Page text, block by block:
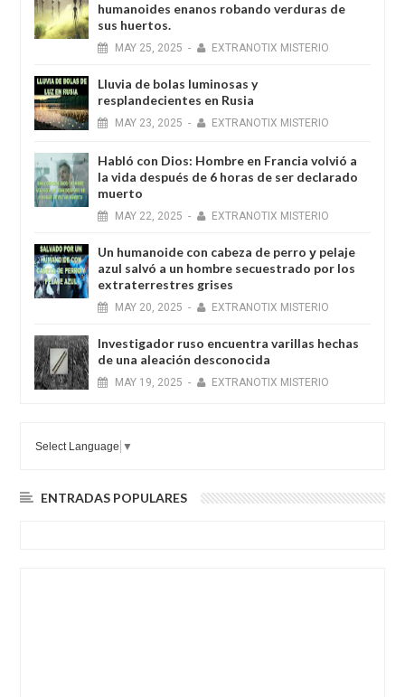
humanoides enanos robando verduras de
sus huertos.
MAY 25, 2025 - EXTRANOTIX MISTERIO
Lluvia de bolas luminosas y
resplandecientes en Rusia
MAY 23, 2025 - EXTRANOTIX MISTERIO
Habló con Dios: Hombre en Francia volvió a
la vida después de 6 horas de ser declarado
muerto
MAY 22, 2025 - EXTRANOTIX MISTERIO
Un humanoide con cabeza de perro у pelaje
azul salvó a un hombre secuestrado por los
extraterrestres grises
MAY 20, 2025 - EXTRANOTIX MISTERIO
Investigador ruso encuentra varillas hechas
de una aleación desconocida
MAY 19, 2025 - EXTRANOTIX MISTERIO
Select Language ▼
ENTRADAS POPULARES